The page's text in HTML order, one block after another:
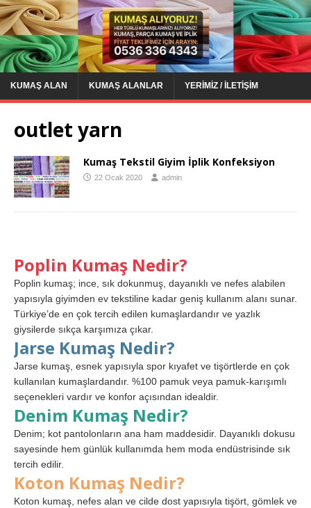
KUMAŞ ALAN KUMAŞ ALANLAR YERIMIZ / İLETIŞIM
outlet yarn
Kumaş Tekstil Giyim İplik Konfeksiyon
22 Ocak 2020 admin
Poplin Kumaş Nedir?
Poplin kumaş; ince, sık dokunmuş, dayanıklı ve nefes alabilen
yapısıyla giyimden ev tekstiline kadar geniş kullanım alanı sunar.
Türkiye’de en çok tercih edilen kumaşlardandır ve yazlık
giysilerde sıkça karşımıza çıkar.
Jarse Kumaş Nedir?
Jarse kumaş, esnek yapısıyla spor kıyafet ve tişörtlerde en çok
kullanılan kumaşlardandır. %100 pamuk veya pamuk-karışımlı
seçenekleri vardır ve konfor açısından idealdir.
Denim Kumaş Nedir?
Denim; kot pantolonların ana ham maddesidir. Dayanıklı dokusu
sayesinde hem günlük kullanımda hem moda endüstrisinde sık
tercih edilir.
Koton Kumaş Nedir?
Koton kumaş, nefes alan ve cilde dost yapısıyla tişört, gömlek ve